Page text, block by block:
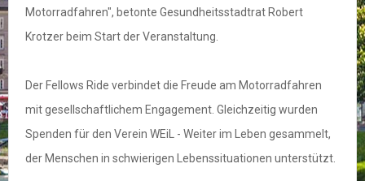
Motorradfahren", betonte Gesundheitsstadtrat Robert
Krotzer beim Start der Veranstaltung.
Der Fellows Ride verbindet die Freude am Motorradfahren
mit gesellschaftlichem Engagement. Gleichzeitig wurden
Spenden für den Verein WEiL - Weiter im Leben gesammelt,
der Menschen in schwierigen Lebenssituationen unterstützt.